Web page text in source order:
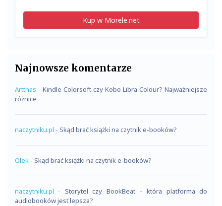
Kup w Morele.net
Najnowsze komentarze
Artthas - Kindle Colorsoft czy Kobo Libra Colour? Najważniejsze
różnice
naczytniku.pl - Skąd brać książki na czytnik e-booków?
Olek - Skąd brać książki na czytnik e-booków?
naczytniku.pl - Storytel czy BookBeat – która platforma do
audiobooków jest lepsza?